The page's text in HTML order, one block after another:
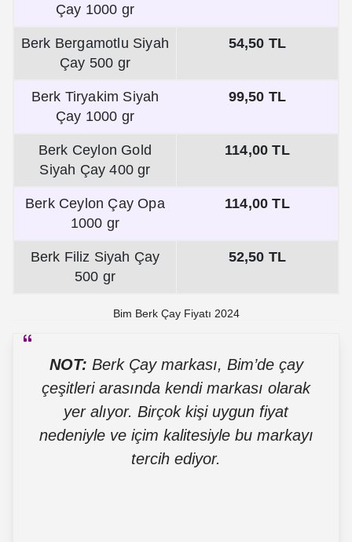
Çay 1000 gr
Berk Bergamotlu Siyah
Çay 500 gr
54,50 TL
Berk Tiryakim Siyah
Çay 1000 gr
99,50 TL
Berk Ceylon Gold
Siyah Çay 400 gr
114,00 TL
Berk Ceylon Çay Opa
1000 gr
114,00 TL
Berk Filiz Siyah Çay
500 gr
52,50 TL
Bim Berk Çay Fiyatı 2024
NOT: Berk Çay markası, Bim’de çay
çeşitleri arasında kendi markası olarak
yer alıyor. Birçok kişi uygun fiyat
nedeniyle ve içim kalitesiyle bu markayı
tercih ediyor.